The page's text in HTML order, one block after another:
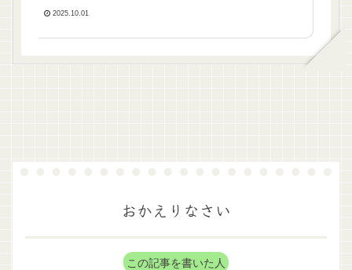
2025.10.01
おかえりなさい
この記事を書いた人